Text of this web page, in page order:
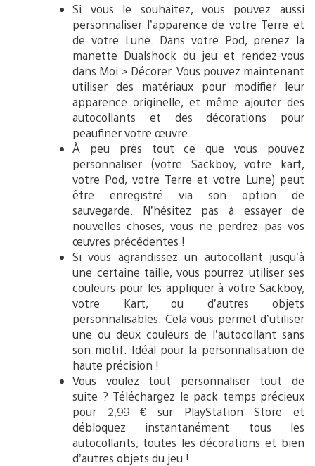
Si vous le souhaitez, vous pouvez aussi
personnaliser l’apparence de votre Terre et
de votre Lune. Dans votre Pod, prenez la
manette Dualshock du jeu et rendez-vous
dans Moi > Décorer. Vous pouvez maintenant
utiliser des matériaux pour modifier leur
apparence originelle, et même ajouter des
autocollants et des décorations pour
peaufiner votre œuvre.
À peu près tout ce que vous pouvez
personnaliser (votre Sackboy, votre kart,
votre Pod, votre Terre et votre Lune) peut
être enregistré via son option de
sauvegarde. N’hésitez pas à essayer de
nouvelles choses, vous ne perdrez pas vos
œuvres précédentes !
Si vous agrandissez un autocollant jusqu’à
une certaine taille, vous pourrez utiliser ses
couleurs pour les appliquer à votre Sackboy,
votre Kart, ou d’autres objets
personnalisables. Cela vous permet d’utiliser
une ou deux couleurs de l’autocollant sans
son motif. Idéal pour la personnalisation de
haute précision !
Vous voulez tout personnaliser tout de
suite ? Téléchargez le pack temps précieux
pour 2,99 € sur PlayStation Store et
débloquez instantanément tous les
autocollants, toutes les décorations et bien
d’autres objets du jeu !